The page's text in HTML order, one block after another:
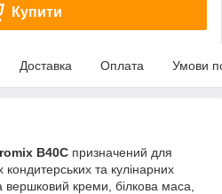
Купити
Доставка Оплата Умови
B40C призначений для
кондитерських та кулінарних
вершковий креми, білкова маса,